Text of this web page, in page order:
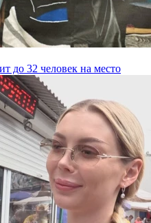
до 32 человек на место